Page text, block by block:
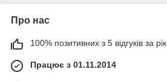
Про нас
100% позитивних з 5 відгуків за рік
Працює з 01.11.2014